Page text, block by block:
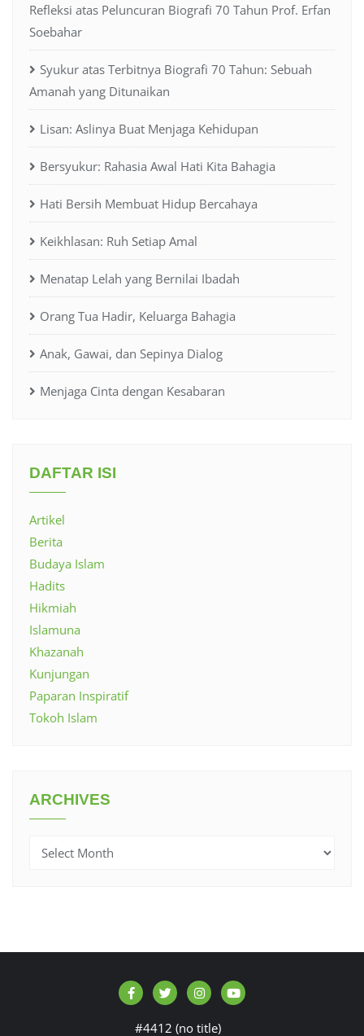
Refleksi atas Peluncuran Biografi 70 Tahun Prof. Erfan
Soebahar
Syukur atas Terbitnya Biografi 70 Tahun: Sebuah
Amanah yang Ditunaikan
Lisan: Aslinya Buat Menjaga Kehidupan
Bersyukur: Rahasia Awal Hati Kita Bahagia
Hati Bersih Membuat Hidup Bercahaya
Keikhlasan: Ruh Setiap Amal
Menatap Lelah yang Bernilai Ibadah
Orang Tua Hadir, Keluarga Bahagia
Anak, Gawai, dan Sepinya Dialog
Menjaga Cinta dengan Kesabaran
DAFTAR ISI
Artikel
Berita
Budaya Islam
Hadits
Hikmiah
Islamuna
Khazanah
Kunjungan
Paparan Inspiratif
Tokoh Islam
ARCHIVES
Archives
#4412 (no title)